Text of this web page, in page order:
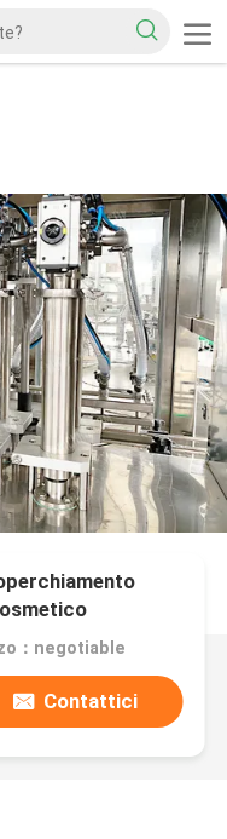
contro le
：negotiable
Contattici